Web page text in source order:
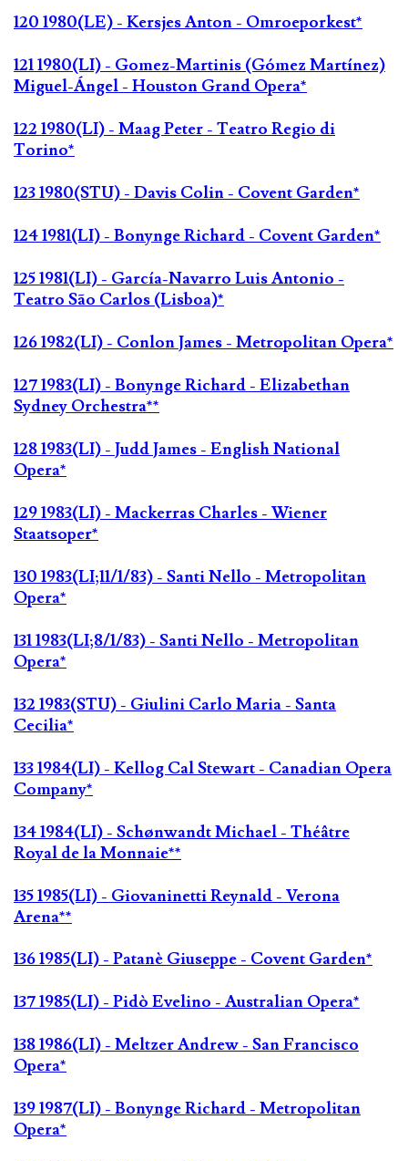
120 1980(LE) - Kersjes Anton - Omroeporkest*
121 1980(LI) - Gomez-Martinis (Gómez Martínez)
Miguel-Ángel - Houston Grand Opera*
122 1980(LI) - Maag Peter - Teatro Regio di
Torino*
123 1980(STU) - Davis Colin - Covent Garden*
124 1981(LI) - Bonynge Richard - Covent Garden*
125 1981(LI) - García-Navarro Luis Antonio -
Teatro São Carlos (Lisboa)*
126 1982(LI) - Conlon James - Metropolitan Opera*
127 1983(LI) - Bonynge Richard - Elizabethan
Sydney Orchestra**
128 1983(LI) - Judd James - English National
Opera*
129 1983(LI) - Mackerras Charles - Wiener
Staatsoper*
130 1983(LI;11/1/83) - Santi Nello - Metropolitan
Opera*
131 1983(LI;8/1/83) - Santi Nello - Metropolitan
Opera*
132 1983(STU) - Giulini Carlo Maria - Santa
Cecilia*
133 1984(LI) - Kellog Cal Stewart - Canadian Opera
Company*
134 1984(LI) - Schønwandt Michael - Théâtre
Royal de la Monnaie**
135 1985(LI) - Giovaninetti Reynald - Verona
Arena**
136 1985(LI) - Patanè Giuseppe - Covent Garden*
137 1985(LI) - Pidò Evelino - Australian Opera*
138 1986(LI) - Meltzer Andrew - San Francisco
Opera*
139 1987(LI) - Bonynge Richard - Metropolitan
Opera*